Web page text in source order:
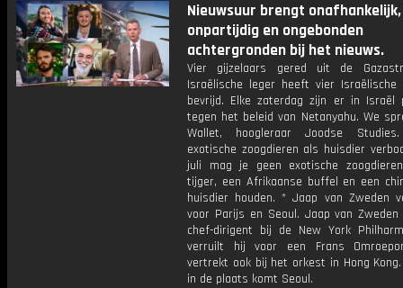
Nieuwsuur brengt onafhankelijk,
onpartijdig en ongebonden
achtergronden bij het nieuws.
Vier gijzelaars gered uit de
Israëlische leger heeft vier Israëlische
bevrijd. Elke zaterdag zijn er in Israël
tegen het beleid van Netanyahu. We
Wallet, hoogleraar Joodse
exotische zoogdieren als huisdier
juli mag je geen exotische
tijger, een Afrikaanse buffel en een
huisdier houden. * Jaap van Zweden
voor Parijs en Seoul. Jaap van
chef-dirigent bij de New York
verruilt hij voor een Frans
vertrekt ook bij het orkest in Hong
in de plaats komt Seoul.